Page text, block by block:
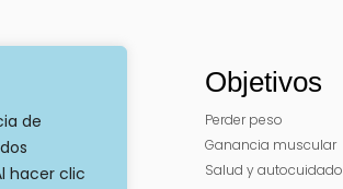
de
hacer clic
Objetivos
Perder peso
Ganancia muscular
Salud y autocuidado